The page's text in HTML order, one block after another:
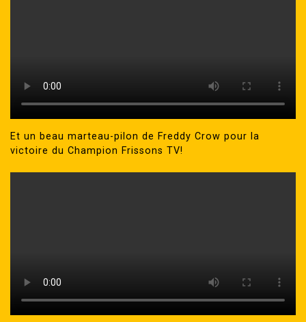
Et un beau marteau-pilon de Freddy Crow pour la
victoire du Champion Frissons TV!